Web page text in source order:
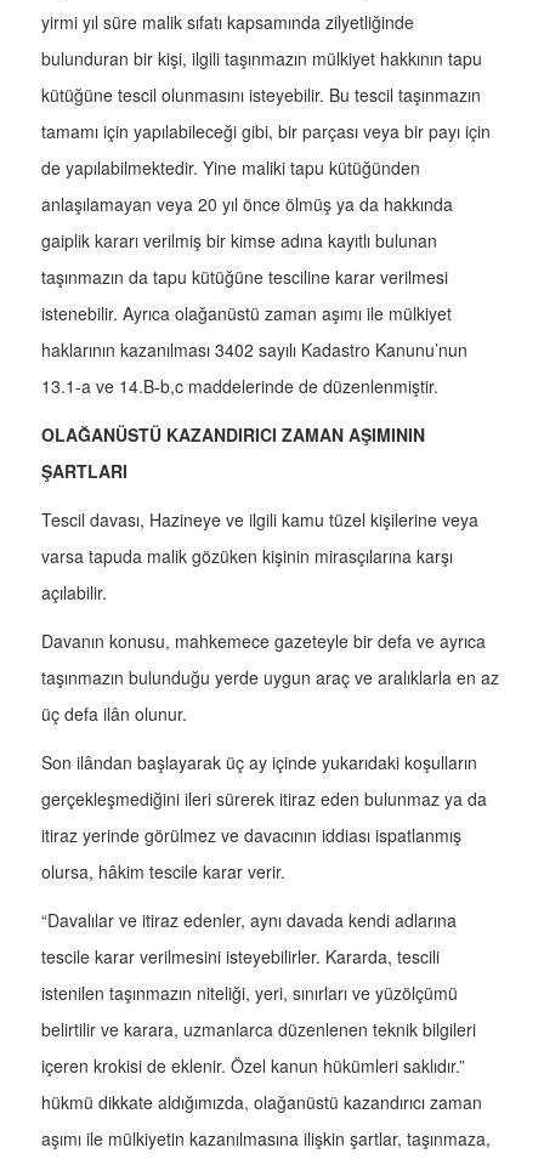
yirmi yıl süre malik sıfatı kapsamında zilyetliğinde
bulunduran bir kişi, ilgili taşınmazın mülkiyet hakkının tapu
kütüğüne tescil olunmasını isteyebilir. Bu tescil taşınmazın
tamamı için yapılabileceği gibi, bir parçası veya bir payı için
de yapılabilmektedir. Yine maliki tapu kütüğünden
anlaşılamayan veya 20 yıl önce ölmüş ya da hakkında
gaiplik kararı verilmiş bir kimse adına kayıtlı bulunan
taşınmazın da tapu kütüğüne tesciline karar verilmesi
istenebilir. Ayrıca olağanüstü zaman aşımı ile mülkiyet
haklarının kazanılması 3402 sayılı Kadastro Kanunu’nun
13.1-a ve 14.B-b,c maddelerinde de düzenlenmiştir.
OLAĞANÜSTÜ KAZANDIRICI ZAMAN AŞIMININ
ŞARTLARI
Tescil davası, Hazineye ve ilgili kamu tüzel kişilerine veya
varsa tapuda malik gözüken kişinin mirasçılarına karşı
açılabilir.
Davanın konusu, mahkemece gazeteyle bir defa ve ayrıca
taşınmazın bulunduğu yerde uygun araç ve aralıklarla en az
üç defa ilân olunur.
Son ilândan başlayarak üç ay içinde yukarıdaki koşulların
gerçekleşmediğini ileri sürerek itiraz eden bulunmaz ya da
itiraz yerinde görülmez ve davacının iddiası ispatlanmış
olursa, hâkim tescile karar verir.
“Davalılar ve itiraz edenler, aynı davada kendi adlarına
tescile karar verilmesini isteyebilirler. Kararda, tescili
istenilen taşınmazın niteliği, yeri, sınırları ve yüzölçümü
belirtilir ve karara, uzmanlarca düzenlenen teknik bilgileri
içeren krokisi de eklenir. Özel kanun hükümleri saklıdır.”
hükmü dikkate aldığımızda, olağanüstü kazandırıcı zaman
aşımı ile mülkiyetin kazanılmasına ilişkin şartlar, taşınmaza,